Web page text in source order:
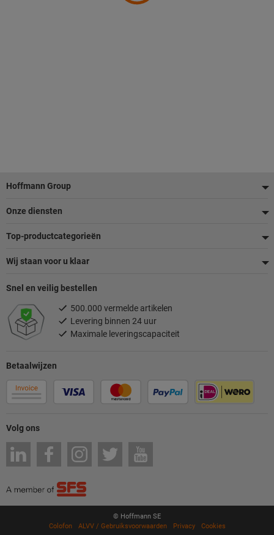
Voettekst
Hoffmann Group
Onze diensten
Top-productcategorieën
Wij staan voor u klaar
Volg ons
Betaalwijzen
Snel en veilig bestellen
500.000 vermelde artikelen
Levering binnen 24 uur
Maximale leveringscapaciteit
© Hoffmann SE
Colofon
ALVV / Gebruiksvoorwaarden Privacy Cookies